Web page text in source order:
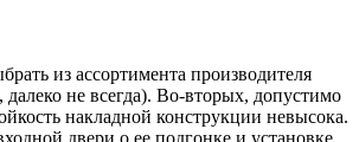
из ассортимента производителя
не всегда). Во-вторых, допустимо
накладной конструкции невысока.